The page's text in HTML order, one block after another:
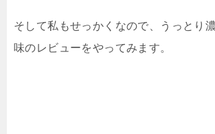
そして私もせっかくなので、うっとり
味のレビューをやってみます。